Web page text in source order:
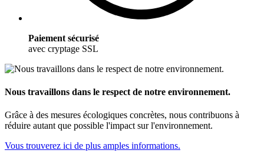
Paiement sécurisé
avec cryptage SSL
Nous travaillons dans le respect de notre environnement.
Grâce à des mesures écologiques concrètes, nous contribuons à
réduire autant que possible l'impact sur l'environnement.
Vous trouverez ici de plus amples informations.